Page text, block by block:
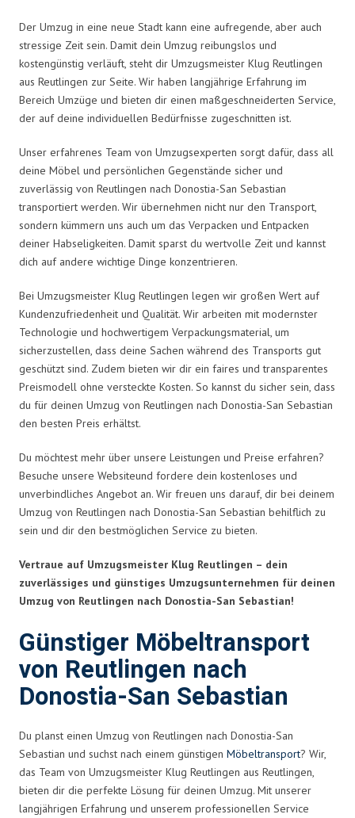
Der Umzug in eine neue Stadt kann eine aufregende, aber auch
stressige Zeit sein. Damit dein Umzug reibungslos und
kostengünstig verläuft, steht dir Umzugsmeister Klug Reutlingen
aus Reutlingen zur Seite. Wir haben langjährige Erfahrung im
Bereich Umzüge und bieten dir einen maßgeschneiderten Service,
der auf deine individuellen Bedürfnisse zugeschnitten ist.
Unser erfahrenes Team von Umzugsexperten sorgt dafür, dass all
deine Möbel und persönlichen Gegenstände sicher und
zuverlässig von Reutlingen nach Donostia-San Sebastian
transportiert werden. Wir übernehmen nicht nur den Transport,
sondern kümmern uns auch um das Verpacken und Entpacken
deiner Habseligkeiten. Damit sparst du wertvolle Zeit und kannst
dich auf andere wichtige Dinge konzentrieren.
Bei Umzugsmeister Klug Reutlingen legen wir großen Wert auf
Kundenzufriedenheit und Qualität. Wir arbeiten mit modernster
Technologie und hochwertigem Verpackungsmaterial, um
sicherzustellen, dass deine Sachen während des Transports gut
geschützt sind. Zudem bieten wir dir ein faires und transparentes
Preismodell ohne versteckte Kosten. So kannst du sicher sein, dass
du für deinen Umzug von Reutlingen nach Donostia-San Sebastian
den besten Preis erhältst.
Du möchtest mehr über unsere Leistungen und Preise erfahren?
Besuche unsere Websiteund fordere dein kostenloses und
unverbindliches Angebot an. Wir freuen uns darauf, dir bei deinem
Umzug von Reutlingen nach Donostia-San Sebastian behilflich zu
sein und dir den bestmöglichen Service zu bieten.
Vertraue auf Umzugsmeister Klug Reutlingen – dein
zuverlässiges und günstiges Umzugsunternehmen für deinen
Umzug von Reutlingen nach Donostia-San Sebastian!
Günstiger Möbeltransport
von Reutlingen nach
Donostia-San Sebastian
Du planst einen Umzug von Reutlingen nach Donostia-San
Sebastian und suchst nach einem günstigen Möbeltransport? Wir,
das Team von Umzugsmeister Klug Reutlingen aus Reutlingen,
bieten dir die perfekte Lösung für deinen Umzug. Mit unserer
langjährigen Erfahrung und unserem professionellen Service